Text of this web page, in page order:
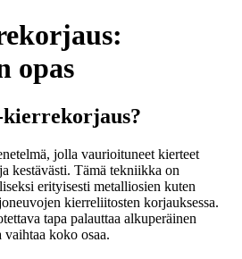
opas
jolla vaurioituneet kierteet
kestävästi. Tämä tekniikka on
erityisesti metalliosien kuten
kierreliitosten korjauksessa.
tapa palauttaa alkuperäinen
koko osaa.